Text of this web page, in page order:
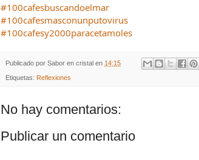
#100cafesbuscandoelmar
#100cafesmasconunputovirus
#100cafesy2000paracetamoles
Publicado por Sabor en cristal en 14:15
Etiquetas: Reflexiones
No hay comentarios:
Publicar un comentario